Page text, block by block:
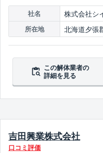
社名 株式会社シ
所在地 北海道夕張
この解体業者の
詳細を見る
吉田興業株式会社
口コミ評価